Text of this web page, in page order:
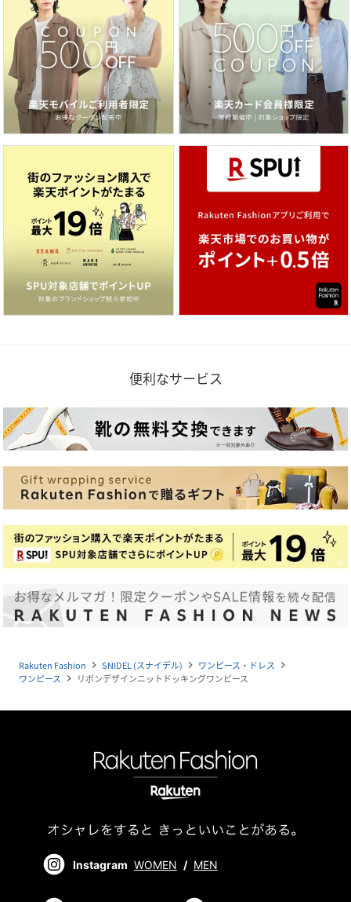
便利なサービス
Rakuten Fashion navigate_next SNIDEL (スナイデル) navigate_next ワンピース・ドレス navigate_next
ワンピース navigate_next リボンデザインニットドッキングワンピース
Instagram WOMEN / MEN